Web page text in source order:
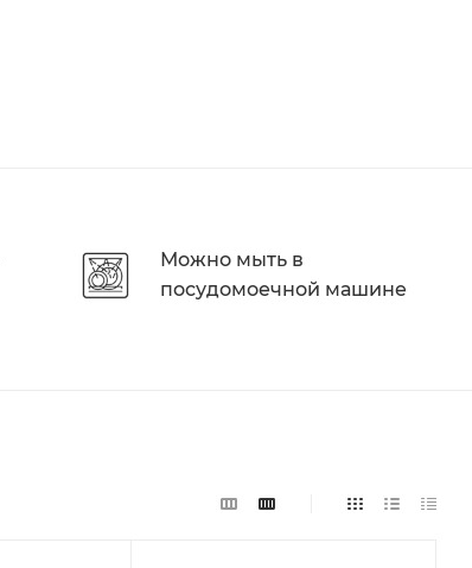
Можно мыть в
посудомоечной машине